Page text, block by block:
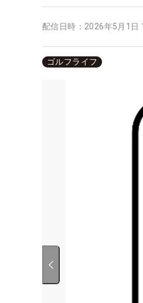
配信日時： 2026年5月1日
ゴルフライフ